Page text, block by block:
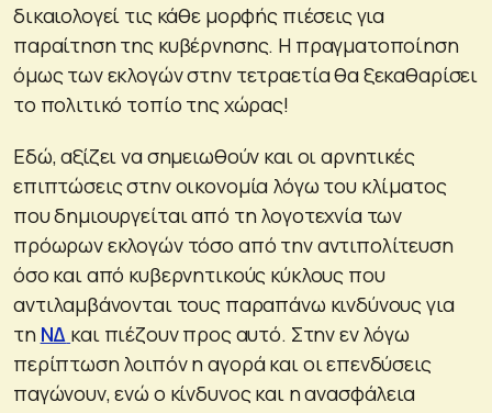
δικαιολογεί τις κάθε μορφής πιέσεις για
παραίτηση της κυβέρνησης. Η πραγματοποίηση
όμως των εκλογών στην τετραετία θα ξεκαθαρίσει
το πολιτικό τοπίο της χώρας!
Εδώ, αξίζει να σημειωθούν και οι αρνητικές
επιπτώσεις στην οικονομία λόγω του κλίματος
που δημιουργείται από τη λογοτεχνία των
πρόωρων εκλογών τόσο από την αντιπολίτευση
όσο και από κυβερνητικούς κύκλους που
αντιλαμβάνονται τους παραπάνω κινδύνους για
τη ΝΔ και πιέζουν προς αυτό. Στην εν λόγω
περίπτωση λοιπόν η αγορά και οι επενδύσεις
παγώνουν, ενώ ο κίνδυνος και η ανασφάλεια